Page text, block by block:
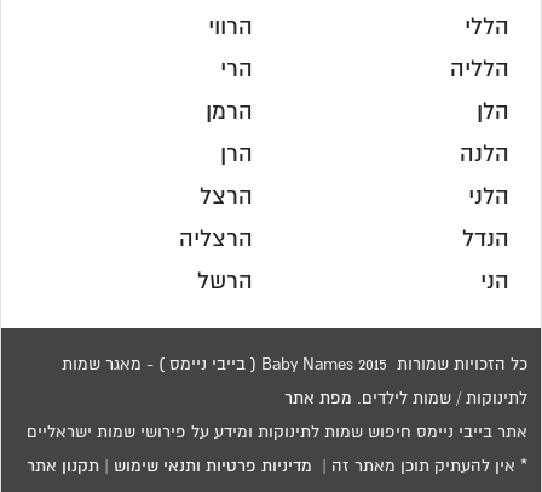
הללי
הלליה
הלן
הלנה
הלני
הנדל
הני
הרווי
הרי
הרמן
הרן
הרצל
הרצליה
הרשל
כל הזכויות שמורות 2015 Baby Names ( בייבי ניימס ) - מאגר שמות
לתינוקות / שמות לילדים. מפת אתר
אתר בייבי ניימס חיפוש שמות לתינוקות ומידע על פירושי שמות ישראליים
* אין להעתיק תוכן מאתר זה | מדיניות פרטיות ותנאי שימוש תקנון אתר